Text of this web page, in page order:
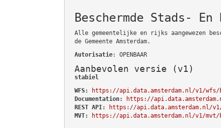
Beschermde Stads-
Alle gemeentelijke en rijks aangewezen
de Gemeente Amsterdam.
Autorisatie: OPENBAAR
Aanbevolen versie (v1)
stabiel
WFS:
https://api.data.amsterdam.nl/v1/wfs/
Documentation:
https://
REST API:
https://api.data.amsterdam.nl/v1/
MVT:
https://api.data.amsterdam.nl/v1/mvt/